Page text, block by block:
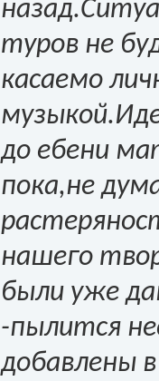
туров не
касаемо
до ебени
пока,не
нашего
были уже
-пылится
добавлены